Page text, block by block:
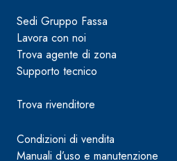
Sedi Gruppo Fassa
Lavora con noi
Trova agente di zona
Supporto tecnico
Trova rivenditore
Condizioni di vendita
Manuali d’uso e manutenzione